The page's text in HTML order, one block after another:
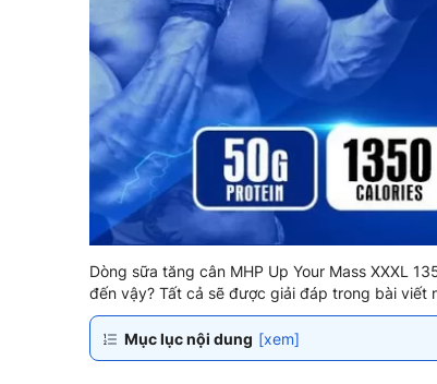
Dòng sữa tăng cân MHP Up Your Mass XXXL
đến vậy? Tất cả sẽ được giải đáp trong bài viết
Mục lục nội dung [xem]